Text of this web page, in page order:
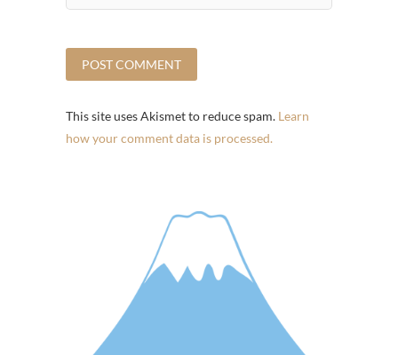
This site uses Akismet to reduce spam. Learn
how your comment data is processed.